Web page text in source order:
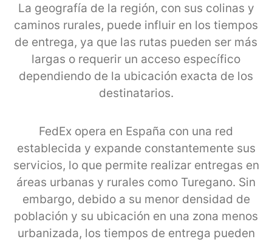
La geografía de la región, con sus colinas y
caminos rurales, puede influir en los tiempos
de entrega, ya que las rutas pueden ser más
largas o requerir un acceso específico
dependiendo de la ubicación exacta de los
destinatarios.
FedEx opera en España con una red
establecida y expande constantemente sus
servicios, lo que permite realizar entregas en
áreas urbanas y rurales como Turegano. Sin
embargo, debido a su menor densidad de
población y su ubicación en una zona menos
urbanizada, los tiempos de entrega pueden